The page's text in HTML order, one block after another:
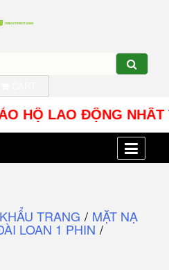
HỘ LAO ĐỘNG NHÂT
KHẨU TRANG / MẶT NẠ
LOAN 1 PHIN /